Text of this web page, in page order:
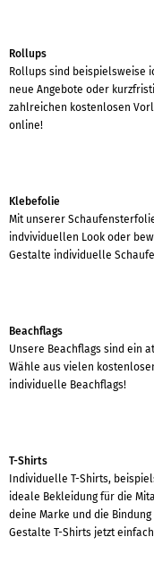
Rollups
Rollups sind beispielsweise
neue Angebote oder
zahlreichen kostenlosen
online!
Klebefolie
Mit unserer
indvividuellen Look oder
Gestalte individuelle
Beachflags
Unsere Beachflags sind ein
Wähle aus vielen
individuelle Beachflags!
T-Shirts
Individuelle T-Shirts,
ideale Bekleidung für die
deine Marke und die
Gestalte T-Shirts jetzt